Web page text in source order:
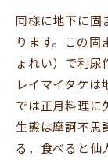
同様に地下に固
ります。この固
ょれい）で利尿
レイマイタケは
では正月料理に
生態は摩訶不思
る，食べると仙